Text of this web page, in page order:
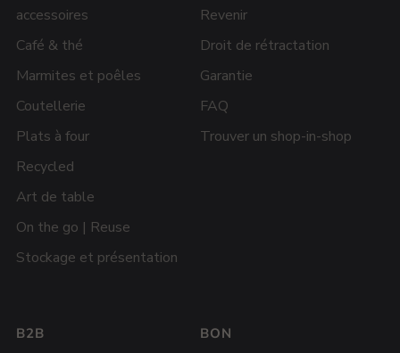
accessoires
Café & thé
Marmites et poêles
Coutellerie
Plats à four
Recycled
Art de table
On the go | Reuse
Stockage et présentation
Revenir
Droit de rétractation
Garantie
FAQ
Trouver un shop-in-shop
B2B BON